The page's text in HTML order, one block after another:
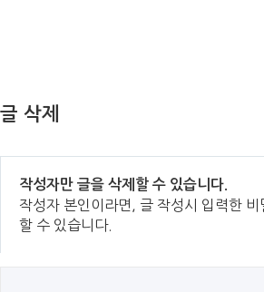
글 삭제
작성자만 글을 삭제할 수 있습니다.
작성자 본인이라면, 글 작성시 입력한
할 수 있습니다.